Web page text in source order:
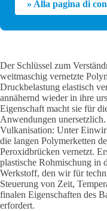
» Alla pagina di
Der Schlüssel zum
weitmaschig vernetzte
Druckbelastung elastisch
annähernd wieder in ihre
Eigenschaft macht sie für
Anwendungen
Vulkanisation: Unter
die langen Polymerketten
Peroxidbrücken vernetzt.
plastische Rohmischung in
Werkstoff, den wir für
Steuerung von Zeit,
finalen Eigenschaften des
erfordert.